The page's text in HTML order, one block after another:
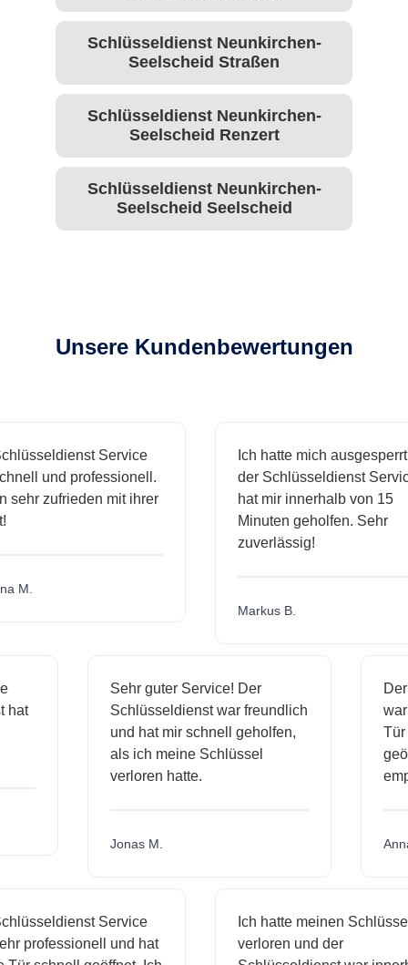
Schlüsseldienst Neunkirchen-
Seelscheid Straßen
Schlüsseldienst Neunkirchen-
Seelscheid Renzert
Schlüsseldienst Neunkirchen-
Seelscheid Seelscheid
Unsere Kundenbewertungen
Service
und professionell.
zufrieden mit ihrer
M.
Ich hatte mich ausgesperrt
der Schlüsseldienst Service
hat mir innerhalb von 15
Minuten geholfen. Sehr
zuverlässig!
Markus B.
hat
Sehr guter Service! Der
Schlüsseldienst war freundlich
und hat mir schnell geholfen,
als ich meine Schlüssel
verloren hatte.
Jonas M.
Service
professionell und hat
Ich hatte meinen Schlüssel
verloren und der